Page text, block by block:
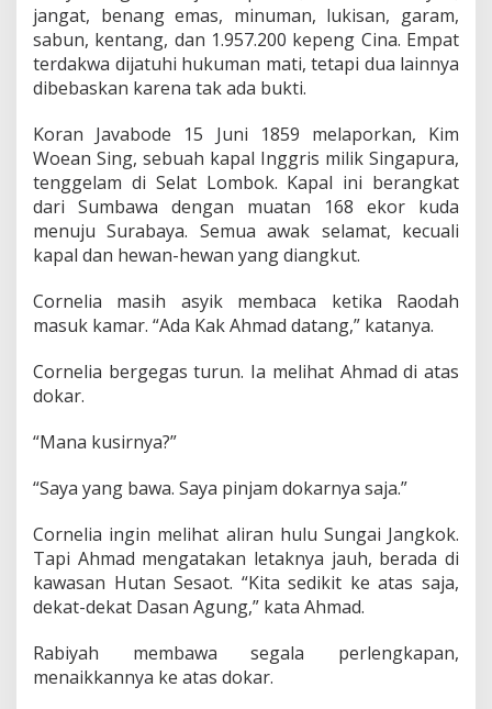
jangat, benang emas, minuman, lukisan, garam,
sabun, kentang, dan 1.957.200 kepeng Cina. Empat
terdakwa dijatuhi hukuman mati, tetapi dua lainnya
dibebaskan karena tak ada bukti.
Koran Javabode 15 Juni 1859 melaporkan, Kim
Woean Sing, sebuah kapal Inggris milik Singapura,
tenggelam di Selat Lombok. Kapal ini berangkat
dari Sumbawa dengan muatan 168 ekor kuda
menuju Surabaya. Semua awak selamat, kecuali
kapal dan hewan-hewan yang diangkut.
Cornelia masih asyik membaca ketika Raodah
masuk kamar. “Ada Kak Ahmad datang,” katanya.
Cornelia bergegas turun. Ia melihat Ahmad di atas
dokar.
“Mana kusirnya?”
“Saya yang bawa. Saya pinjam dokarnya saja.”
Cornelia ingin melihat aliran hulu Sungai Jangkok.
Tapi Ahmad mengatakan letaknya jauh, berada di
kawasan Hutan Sesaot. “Kita sedikit ke atas saja,
dekat-dekat Dasan Agung,” kata Ahmad.
Rabiyah membawa segala perlengkapan,
menaikkannya ke atas dokar.